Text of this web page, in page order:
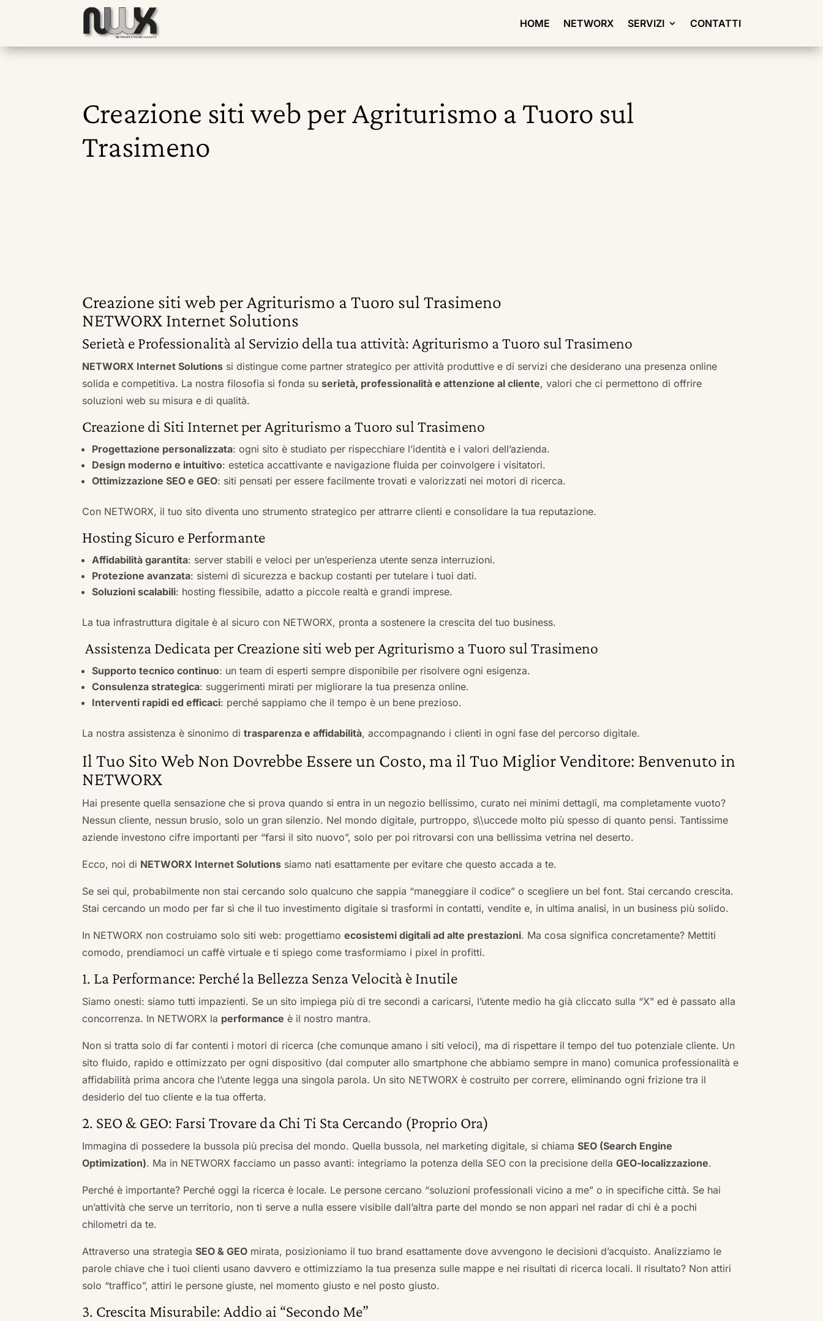
HOME NETWORX SERVIZI CONTATTI
Creazione siti web per Agriturismo a Tuoro sul
Trasimeno
Creazione siti web per Agriturismo a Tuoro sul Trasimeno
NETWORX Internet Solutions
Serietà e Professionalità al Servizio della tua attività: Agriturismo a Tuoro sul Trasimeno
NETWORX Internet Solutions si distingue come partner strategico per attività produttive e di servizi che desiderano una presenza online
solida e competitiva. La nostra filosofia si fonda suserietà, professionalità e attenzione al cliente, valori che ci permettono di offrire
soluzioni web su misura e di qualità.
Creazione di Siti Internet per Agriturismo a Tuoro sul Trasimeno
Progettazione personalizzata: ogni sito è studiato per rispecchiare l’identità e i valori dell’azienda.
Design moderno e intuitivo: estetica accattivante e navigazione fluida per coinvolgere i visitatori.
Ottimizzazione SEO e GEO: siti pensati per essere facilmente trovati e valorizzati nei motori di ricerca.
Con NETWORX, il tuo sito diventa uno strumento strategico per attrarre clienti e consolidare la tua reputazione.
Hosting Sicuro e Performante
Affidabilità garantita: server stabili e veloci per un’esperienza utente senza interruzioni.
Protezione avanzata: sistemi di sicurezza e backup costanti per tutelare i tuoi dati.
Soluzioni scalabili: hosting flessibile, adatto a piccole realtà e grandi imprese.
La tua infrastruttura digitale è al sicuro con NETWORX, pronta a sostenere la crescita del tuo business.
Assistenza Dedicata per Creazione siti web per Agriturismo a Tuoro sul Trasimeno
Supporto tecnico continuo: un team di esperti sempre disponibile per risolvere ogni esigenza.
Consulenza strategica: suggerimenti mirati per migliorare la tua presenza online.
Interventi rapidi ed efficaci: perché sappiamo che il tempo è un bene prezioso.
La nostra assistenza è sinonimo ditrasparenza e affidabilità, accompagnando i clienti in ogni fase del percorso digitale.
Il Tuo Sito Web Non Dovrebbe Essere un Costo, ma il Tuo Miglior Venditore: Benvenuto in
NETWORX
Hai presente quella sensazione che si prova quando si entra in un negozio bellissimo, curato nei minimi dettagli, ma completamente vuoto?
Nessun cliente, nessun brusio, solo un gran silenzio. Nel mondo digitale, purtroppo, s\\uccede molto più spesso di quanto pensi. Tantissime
aziende investono cifre importanti per “farsi il sito nuovo”, solo per poi ritrovarsi con una bellissima vetrina nel deserto.
Ecco, noi di NETWORX Internet Solutions siamo nati esattamente per evitare che questo accada a te.
Se sei qui, probabilmente non stai cercando solo qualcuno che sappia “maneggiare il codice” o scegliere un bel font. Stai cercando crescita.
Stai cercando un modo per far sì che il tuo investimento digitale si trasformi in contatti, vendite e, in ultima analisi, in un business più solido.
In NETWORX non costruiamo solo siti web: progettiamoecosistemi digitali ad alte prestazioni. Ma cosa significa concretamente? Mettiti
comodo, prendiamoci un caffè virtuale e ti spiego come trasformiamo i pixel in profitti.
1. La Performance: Perché la Bellezza Senza Velocità è Inutile
Siamo onesti: siamo tutti impazienti. Se un sito impiega più di tre secondi a caricarsi, l’utente medio ha già cliccato sulla “X” ed è passato alla
concorrenza. In NETWORX la performance è il nostro mantra.
Non si tratta solo di far contenti i motori di ricerca (che comunque amano i siti veloci), ma di rispettare il tempo del tuo potenziale cliente. Un
sito fluido, rapido e ottimizzato per ogni dispositivo (dal computer allo smartphone che abbiamo sempre in mano) comunica professionalità e
affidabilità prima ancora che l’utente legga una singola parola. Un sito NETWORX è costruito per correre, eliminando ogni frizione tra il
desiderio del tuo cliente e la tua offerta.
2. SEO & GEO: Farsi Trovare da Chi Ti Sta Cercando (Proprio Ora)
Immagina di possedere la bussola più precisa del mondo. Quella bussola, nel marketing digitale, si chiamaSEO (Search Engine
Optimization). Ma in NETWORX facciamo un passo avanti: integriamo la potenza della SEO con la precisione dellaGEO-localizzazione.
Perché è importante? Perché oggi la ricerca è locale. Le persone cercano “soluzioni professionali vicino a me” o in specifiche città. Se hai
un’attività che serve un territorio, non ti serve a nulla essere visibile dall’altra parte del mondo se non appari nel radar di chi è a pochi
chilometri da te.
Attraverso una strategiaSEO & GEO mirata, posizioniamo il tuo brand esattamente dove avvengono le decisioni d’acquisto. Analizziamo le
parole chiave che i tuoi clienti usano davvero e ottimizziamo la tua presenza sulle mappe e nei risultati di ricerca locali. Il risultato? Non attiri
solo “traffico”, attiri le persone giuste, nel momento giusto e nel posto giusto.
3. Crescita Misurabile: Addio ai “Secondo Me”